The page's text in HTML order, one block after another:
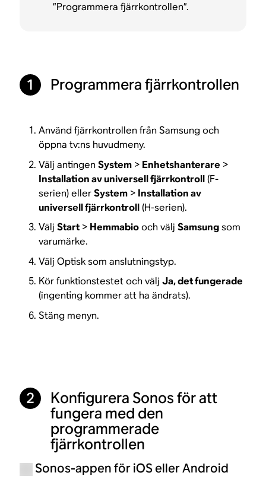
”Programmera fjärrkontrollen”.
1 Programmera fjärrkontrollen
Använd fjärrkontrollen från Samsung och
öppna tv:ns huvudmeny.
Välj antingenSystem > Enhetshanterare >
Installation av universell fjärrkontroll(F-
serien) ellerSystem > Installation av
universell fjärrkontroll(H-serien).
VäljStart> Hemmabiooch väljSamsungsom
varumärke.
Välj Optisk som anslutningstyp.
Kör funktionstestet och väljJa, det fungerade
(ingenting kommer att ha ändrats).
Stäng menyn.
2
Konfigurera Sonos för att
fungera med den
programmerade
fjärrkontrollen
Sonos-appen för iOS eller Android